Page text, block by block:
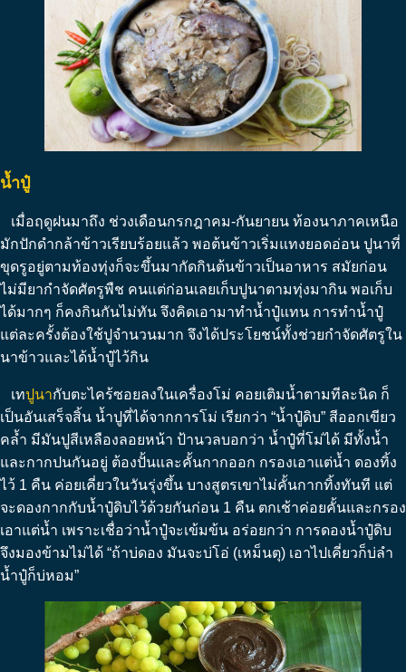
น้ำปู๋
เมื่อฤดูฝนมาถึง ช่วงเดือนกรกฎาคม-กันยายน ท้องนาภาคเหนือ
มักปักดำกล้าข้าวเรียบร้อยแล้ว พอต้นข้าวเริ่มแทงยอดอ่อน ปูนาที่
ขุดรูอยู่ตามท้องทุ่งก็จะขึ้นมากัดกินต้นข้าวเป็นอาหาร สมัยก่อน
ไม่มียากำจัดศัตรูพืช คนแต่ก่อนเลยเก็บปูนาตามทุ่งมากิน พอเก็บ
ได้มากๆ ก็คงกินกันไม่ทัน จึงคิดเอามาทำน้ำปู๋แทน การทำน้ำปู๋
แต่ละครั้งต้องใช้ปูจำนวนมาก จึงได้ประโยชน์ทั้งช่วยกำจัดศัตรูใน
นาข้าวและได้น้ำปู๋ไว้กิน
เทปูนากับตะไคร้ซอยลงในเครื่องโม่ คอยเติมน้ำตามทีละนิด ก็
เป็นอันเสร็จสิ้น น้ำปูที่ได้จากการโม่ เรียกว่า “น้ำปู๋ดิบ” สีออกเขียว
คล้ำ มีมันปูสีเหลืองลอยหน้า ป้านวลบอกว่า น้ำปู๋ที่โม่ได้ มีทั้งน้ำ
และกากปนกันอยู่ ต้องปั้นและคั้นกากออก กรองเอาแต่น้ำ ดองทิ้ง
ไว้ 1 คืน ค่อยเคี่ยวในวันรุ่งขึ้น บางสูตรเขาไม่คั้นกากทิ้งทันที แต่
จะดองกากกับน้ำปู๋ดิบไว้ด้วยกันก่อน 1 คืน ตกเช้าค่อยคั้นและกรอง
เอาแต่น้ำ เพราะเชื่อว่าน้ำปู๋จะเข้มข้น อร่อยกว่า การดองน้ำปู๋ดิบ
จึงมองข้ามไม่ได้ “ถ้าบ่ดอง มันจะบ่โอ่ (เหม็นตุ) เอาไปเคี่ยวก็บ่ลำ
น้ำปู๋ก็บ่หอม”